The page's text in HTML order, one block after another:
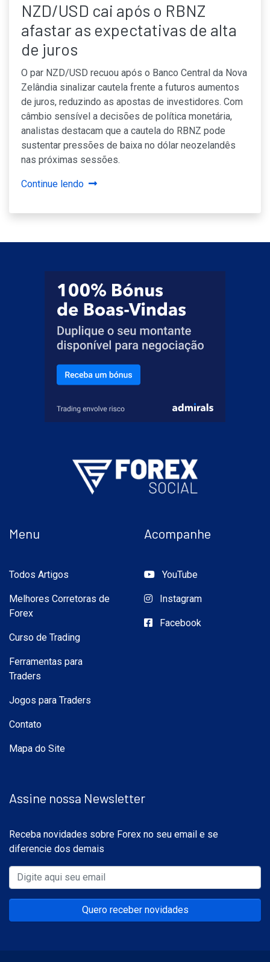
NZD/USD cai após o RBNZ
afastar as expectativas de alta
de juros
O par NZD/USD recuou após o Banco Central da Nova
Zelândia sinalizar cautela frente a futuros aumentos
de juros, reduzindo as apostas de investidores. Com
câmbio sensível a decisões de política monetária,
analistas destacam que a cautela do RBNZ pode
sustentar pressões de baixa no dólar neozelandês
nas próximas sessões.
Continue lendo
Menu
Todos Artigos
Melhores Corretoras de
Forex
Curso de Trading
Ferramentas para
Traders
Jogos para Traders
Contato
Mapa do Site
Acompanhe
YouTube
Instagram
Facebook
Assine nossa Newsletter
Receba novidades sobre Forex no seu email e se
diferencie dos demais
Quero receber novidades